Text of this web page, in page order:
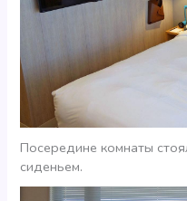
Посередине комнаты
сиденьем.